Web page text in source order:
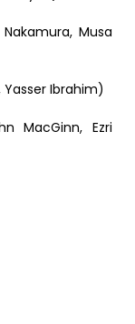
Musa
Ibrahim)
MacGinn, Ezri